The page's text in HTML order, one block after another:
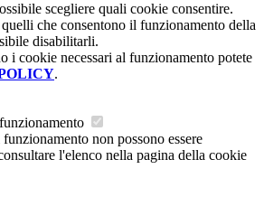
scegliere quali cookie consentire.
che consentono il funzionamento della
disabilitarli.
i cookie necessari al funzionamento potete
.
non possono essere
l'elenco nella pagina della cookie